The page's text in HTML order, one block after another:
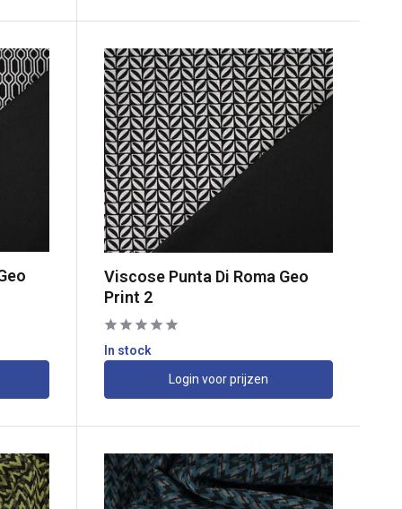
Viscose Punta Di Roma Geo
Print 2
In stock
Login voor prijzen